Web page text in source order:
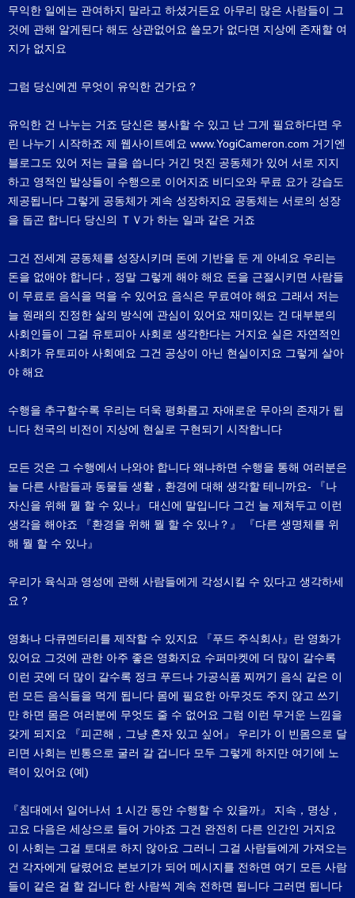
무익한 일에는 관여하지 말라고 하셨거든요 아무리 많은 사람들이 그
것에 관해 알게된다 해도 상관없어요 쓸모가 없다면 지상에 존재할 여
지가 없지요
그럼 당신에겐 무엇이 유익한 건가요？
유익한 건 나누는 거죠 당신은 봉사할 수 있고 난 그게 필요하다면 우
린 나누기 시작하죠 제 웹사이트예요 www.YogiCameron.com 거기엔
블로그도 있어 저는 글을 씁니다 거긴 멋진 공동체가 있어 서로 지지
하고 영적인 발상들이 수행으로 이어지죠 비디오와 무료 요가 강습도
제공됩니다 그렇게 공동체가 계속 성장하지요 공동체는 서로의 성장
을 돕곤 합니다 당신의 ＴＶ가 하는 일과 같은 거죠
그건 전세계 공동체를 성장시키며 돈에 기반을 둔 게 아녜요 우리는
돈을 없애야 합니다，정말 그렇게 해야 해요 돈을 근절시키면 사람들
이 무료로 음식을 먹을 수 있어요 음식은 무료여야 해요 그래서 저는
늘 원래의 진정한 삶의 방식에 관심이 있어요 재미있는 건 대부분의
사회인들이 그걸 유토피아 사회로 생각한다는 거지요 실은 자연적인
사회가 유토피아 사회예요 그건 공상이 아닌 현실이지요 그렇게 살아
야 해요
수행을 추구할수록 우리는 더욱 평화롭고 자애로운 무아의 존재가 됩
니다 천국의 비전이 지상에 현실로 구현되기 시작합니다
모든 것은 그 수행에서 나와야 합니다 왜냐하면 수행을 통해 여러분은
늘 다른 사람들과 동물들 생활，환경에 대해 생각할 테니까요- 『나
자신을 위해 뭘 할 수 있나』 대신에 말입니다 그건 늘 제쳐두고 이런
생각을 해야죠 『환경을 위해 뭘 할 수 있나？』 『다른 생명체를 위
해 뭘 할 수 있나』
우리가 육식과 영성에 관해 사람들에게 각성시킬 수 있다고 생각하세
요？
영화나 다큐멘터리를 제작할 수 있지요 『푸드 주식회사』란 영화가
있어요 그것에 관한 아주 좋은 영화지요 수퍼마켓에 더 많이 갈수록
이런 곳에 더 많이 갈수록 정크 푸드나 가공식품 찌꺼기 음식 같은 이
런 모든 음식들을 먹게 됩니다 몸에 필요한 아무것도 주지 않고 쓰기
만 하면 몸은 여러분에 무엇도 줄 수 없어요 그럼 이런 무거운 느낌을
갖게 되지요 『피곤해，그냥 혼자 있고 싶어』 우리가 이 빈몸으로 달
리면 사회는 빈통으로 굴러 갈 겁니다 모두 그렇게 하지만 여기에 노
력이 있어요 (예)
『침대에서 일어나서 １시간 동안 수행할 수 있을까』 지속，명상，
고요 다음은 세상으로 들어 가야죠 그건 완전히 다른 인간인 거지요
이 사회는 그걸 토대로 하지 않아요 그러니 그걸 사람들에게 가져오는
건 각자에게 달렸어요 본보기가 되어 메시지를 전하면 여기 모든 사람
들이 같은 걸 할 겁니다 한 사람씩 계속 전하면 됩니다 그러면 됩니다